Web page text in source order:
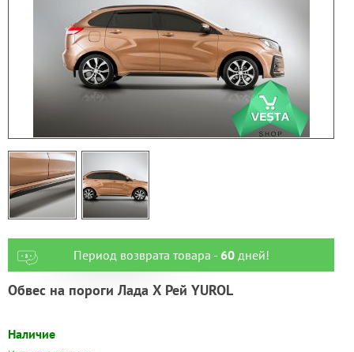
Период возврата товара - 60дней!
Обвес на пороги Лада Х Рей YUROL
Наличие